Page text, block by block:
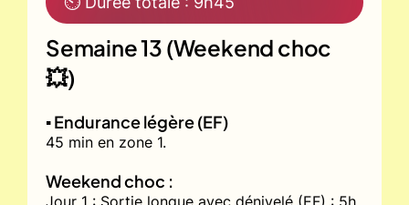
Semaine 13 (Weekend choc
💥)
▪️ Endurance légère (EF)
45 min en zone 1.
Weekend choc :
Jour 1 : Sortie longue avec dénivelé (EF) : 5h